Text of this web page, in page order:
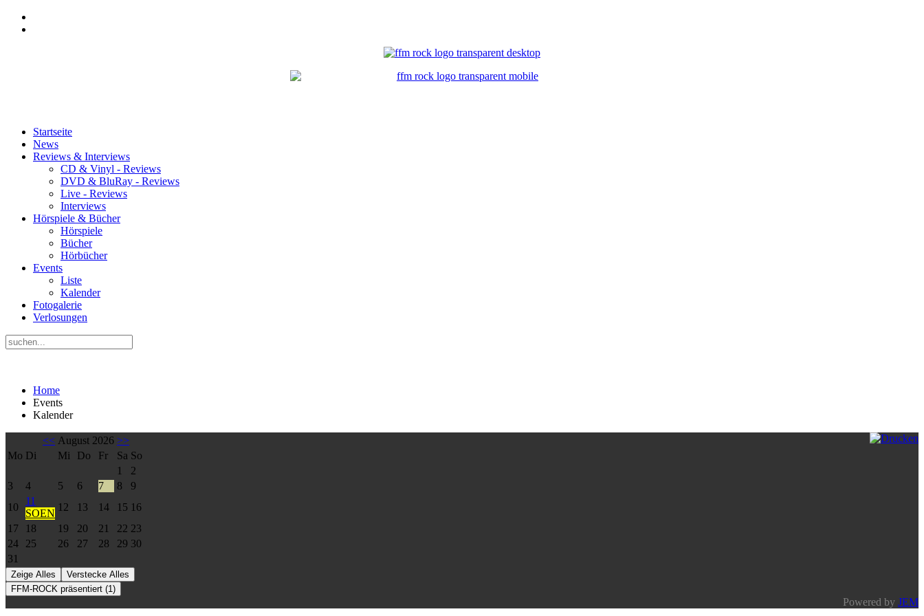
Startseite
News
Reviews & Interviews
CD & Vinyl - Reviews
DVD & BluRay - Reviews
Live - Reviews
Interviews
Hörspiele & Bücher
Hörspiele
Bücher
Hörbücher
Events
Liste
Kalender
Fotogalerie
Verlosungen
Home
Events
Kalender
<< August 2026 >>
Mo Di Mi Do Fr Sa So
1
2
3
4 5 6 7 8
9
10
11
SOEN
12 13 14 15 16
17
18 19 20 21 22 23
24
25 26 27 28 29 30
31
Zeige Alles
Verstecke Alles
FFM-ROCK präsentiert (1)
Powered by JEM